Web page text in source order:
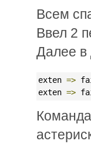
Всем
Ввел 2
Далее в
exten =>
exten =>